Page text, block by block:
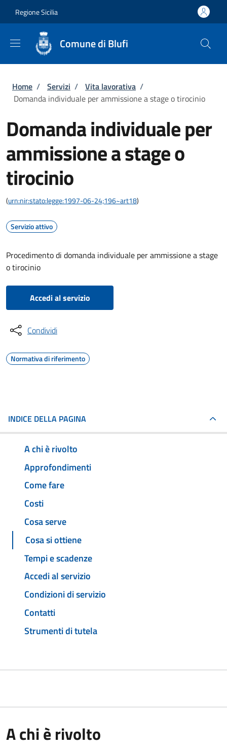
Regione Sicilia
Comune di Blufi
Briciole di pane
Home / Servizi / Vita lavorativa /
Domanda individuale per ammissione a stage o tirocinio
Domanda individuale per
ammissione a stage o
tirocinio
(urn:nir:stato:legge:1997-06-24;196~art18)
Servizio attivo
Procedimento di domanda individuale per ammissione a stage
o tirocinio
Accedi al servizio
Condividi
Normativa di riferimento
INDICE DELLA PAGINA
A chi è rivolto
Approfondimenti
Come fare
Costi
Cosa serve
Cosa si ottiene
Tempi e scadenze
Accedi al servizio
Condizioni di servizio
Contatti
Strumenti di tutela
A chi è rivolto